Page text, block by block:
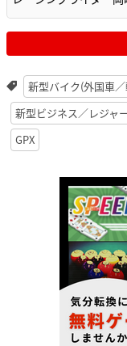
新型ビジネス／レジャ
GPX